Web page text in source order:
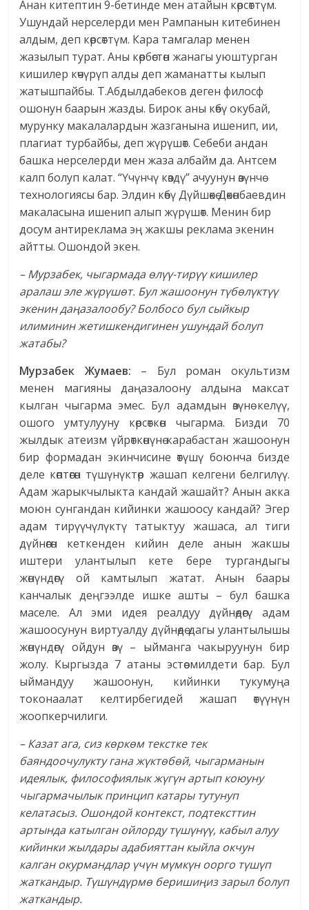
Анан китептин 9-бетинде мен атайын көрсөттүм.
Ушундай нерселерди мен Рампанын китебинен
алдым, деп көрсөттүм. Кара тамгалар менен
жазылып турат. Аны көрбөстөн жанагы уюштурган
кишилер көчүрүп алды деп жаманатты кылып
жатышпайбы. Т.Абдылдабеков деген филосф
ошонун баарын жазды. Бирок аны көбү окубай,
мурунку макалалардын жазганына ишенип, ии,
плагиат турбайбы, деп жүрүшөт. Себеби андан
башка нерселерди мен жаза албайм да. Антсем
калп болуп калат. “Үчүнчү көздү” ачуунун өзүнчө
технологиясы бар. Элдин көбү Дүйшөкө Дөкөнбаевдин
макаласына ишенип алып жүрүшөт. Менин бир
досум антиреклама эң жакшы реклама экенин
айтты. Ошондой экен.
– Мурзабек, чыгармада өлүү-тирүү кишилер
аралаш эле жүрүшөт. Бул жашоонун түбөлүктүү
экенин даңазалообу? Болбосо бул сыйкыр
илиминин жетишкендигинен ушундай болуп
жатабы?
Мурзабек Жумаев: – Бул роман окультизм
менeн магияны даңазалоону алдына максат
кылган чыгарма эмес. Бул адамдын өзүнө келүү,
ошого умтулууну көрсөткөн чыгарма. Бизди 70
жылдык атеизм үйрөткөнүнө карабастан жашоонун
бир формадан экинчисине өтүшү боюнча бизде
деле көптөгөн түшүнүктөр жашап келгени белгилүү.
Адам жарыкчылыкта кандай жашайт? Анын акка
моюн сунгандан кийинки жашоосу кандай? Эгер
адам тирүүчүлүктү татыктуу жашаса, ал тиги
дүйнөгөн кеткенден кийин деле анын жакшы
иштери улантылып кете бере тургандыгы
жөнүндөгү ой камтылып жатат. Анын баары
канчалык деңгээлде ишке ашты – бул башка
маселе. Ал эми идея реалдуу дүйнөдөгү адам
жашоосунун виртуалду дүйнөдө дагы улантылышы
жөнүндөгү ойдун өзү – ыйманга чакыруунун бир
жолу. Кыргызда 7 атаны эстөө милдети бар. Бул
ыймандуу жашоонун, кийинки тукумуңа
токонаалат келтирбегидей жашап өтүүнүн
жоопкерчилиги.
– Казат ага, сиз көркөм текстке тек
баяндоочулукту гана жүктөбөй, чыгарманын
идеялык, философиялык жүгүн артып коюуну
чыгармачылык принцип катары тутунуп
келатасыз. Ошондой контекст, подтексттин
артында катылган ойлорду түшүнүү, кабыл алуу
кийинки жылдары адабияттан кыйла окчун
калган окурмандлар үчүн мүмкүн оорго түшүп
жаткандыр. Түшүндүрмө беришиңиз зарыл болуп
жаткандыр.